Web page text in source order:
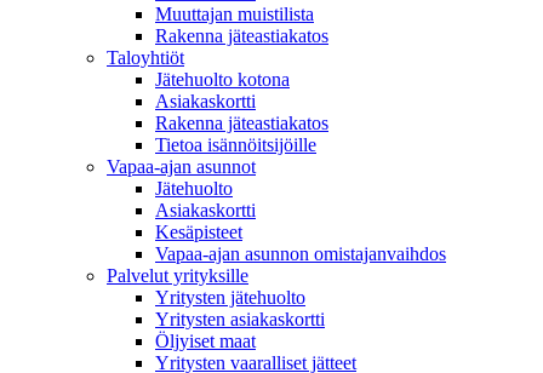
Muuttajan muistilista
Rakenna jäteastiakatos
Taloyhtiöt
Jätehuolto kotona
Asiakaskortti
Rakenna jäteastiakatos
Tietoa isännöitsijöille
Vapaa-ajan asunnot
Jätehuolto
Asiakaskortti
Kesäpisteet
Vapaa-ajan asunnon omistajanvaihdos
Palvelut yrityksille
Yritysten jätehuolto
Yritysten asiakaskortti
Öljyiset maat
Yritysten vaaralliset jätteet